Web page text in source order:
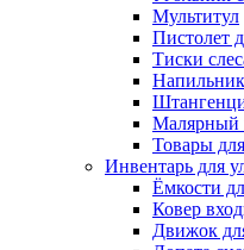
Мультитул
Пистолет
Тиски
Напильник
Малярный
Товары
Инвентарь для
Ёмкости
Ковер
Движок